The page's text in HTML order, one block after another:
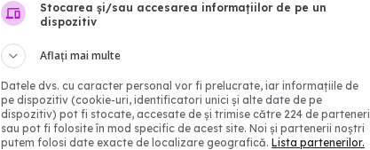
Stocarea și/sau accesarea informațiilor de pe un
dispozitiv
Aflați mai multe
Datele dvs. cu caracter personal vor fi prelucrate, iar informațiile de
pe dispozitiv (cookie-uri, identificatori unici și alte date de pe
dispozitiv) pot fi stocate, accesate de și trimise către 224 de parteneri
sau pot fi folosite în mod specific de acest site. Noi și partenerii noștri
putem folosi date exacte de localizare geografică. Lista partenerilor.